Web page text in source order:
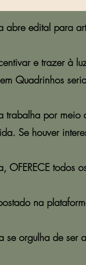
abre edital para
e trazer à
Quadrinhos
trabalha por meio
Se houver
OFERECE todos
na
se orgulha de ser